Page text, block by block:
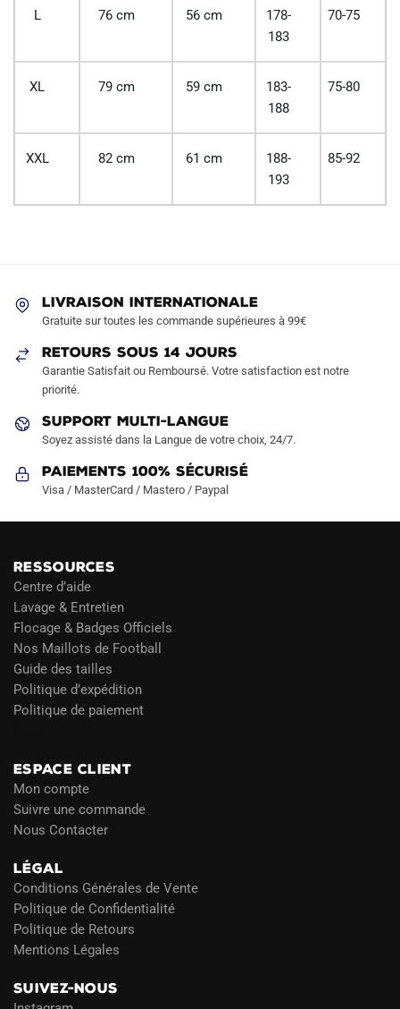
L 76 cm 56 cm
178-
183
70-75
XL 79 cm 59 cm
183-
188
75-80
XXL 82 cm 61 cm
188-
193
85-92
LIVRAISON INTERNATIONALE
Gratuite sur toutes les commande supérieures à 99€
RETOURS SOUS 14 JOURS
Garantie Satisfait ou Remboursé. Votre satisfaction est notre
priorité.
SUPPORT MULTI-LANGUE
Soyez assisté dans la Langue de votre choix, 24/7.
Paiements 100% Sécurisé
Visa / MasterCard / Mastero / Paypal
RESSOURCES
Centre d’aide
Lavage & Entretien
Flocage & Badges Officiels
Nos Maillots de Football
Guide des tailles
Politique d’expédition
Politique de paiement
ESPACE CLIENT
Mon compte
Suivre une commande
Nous Contacter
LÉGAL
Conditions Générales de Vente
Politique de Confidentialité
Politique de Retours
Mentions Légales
SUIVEZ-NOUS